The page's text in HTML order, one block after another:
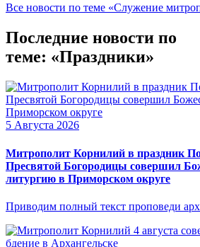
Все новости по теме «Служение
Последние новости по
теме: «Праздники»
5 Августа 2026
Митрополит Корнилий в праздник
Пресвятой Богородицы совершил
литургию в Приморском округе
Приводим полный текст проповеди